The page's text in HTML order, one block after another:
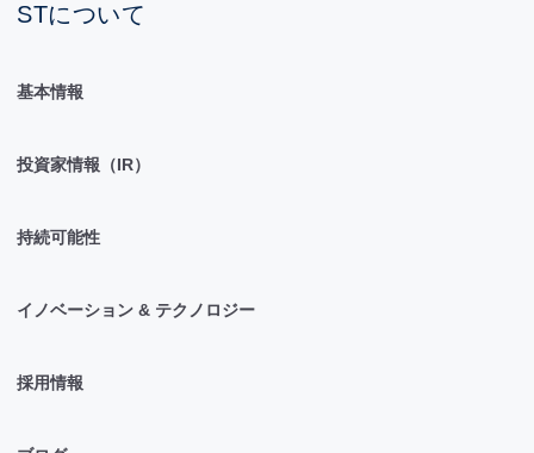
STについて
基本情報
投資家情報（IR）
持続可能性
イノベーション & テクノロジー
採用情報